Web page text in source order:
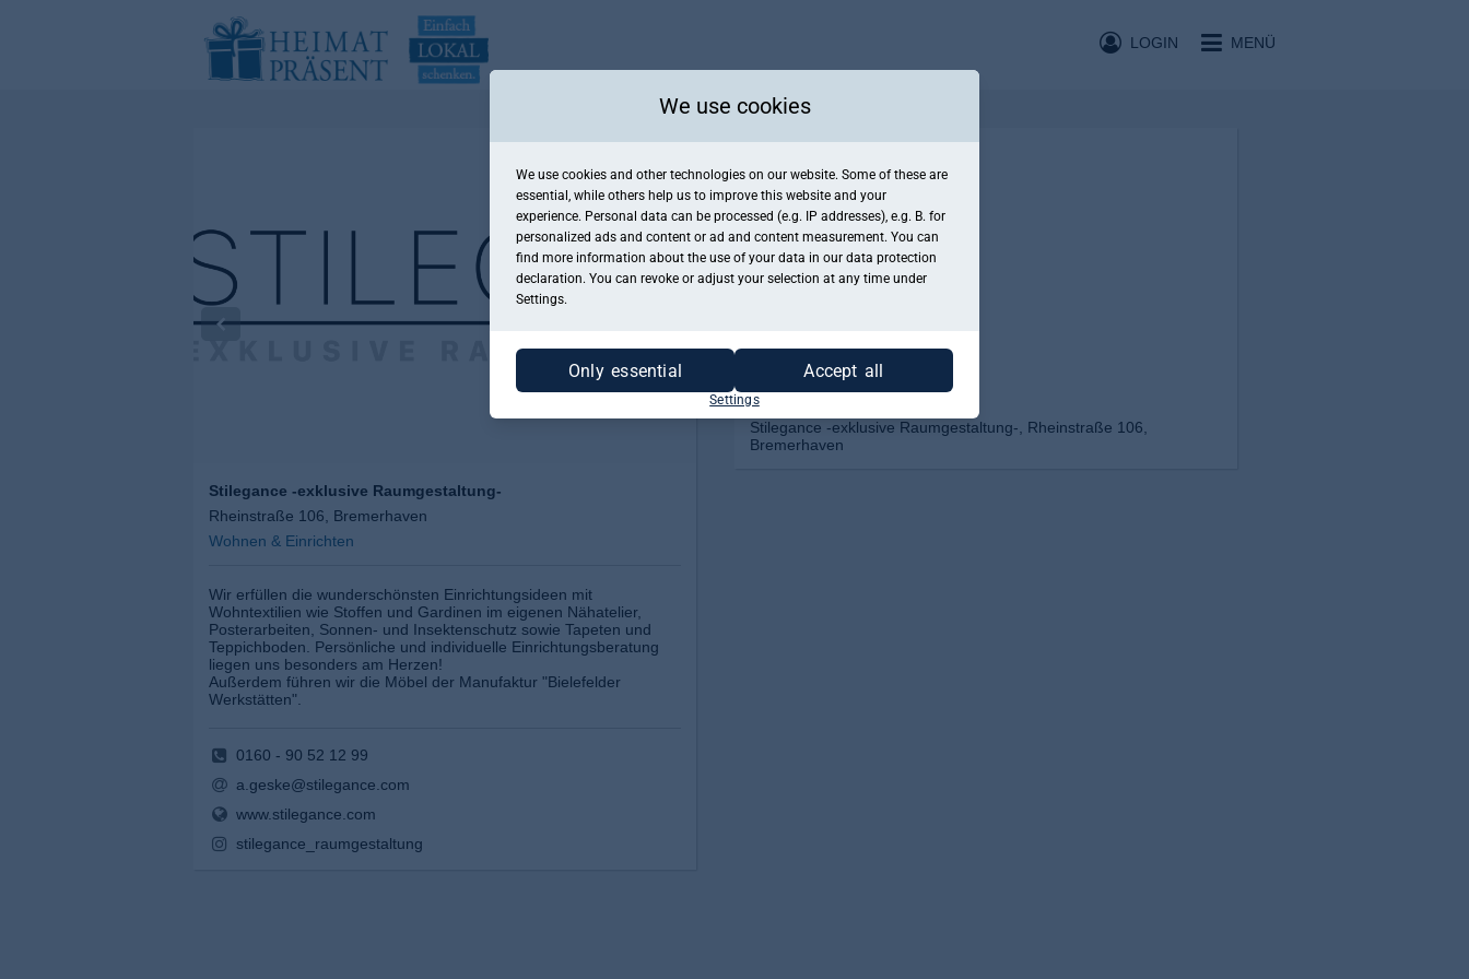
MENÜ
LOGIN
Stilegance -exklusive Raumgestaltung-
Rheinstraße 106, Bremerhaven
Wohnen & Einrichten
Wir erfüllen die wunderschönsten Einrichtungsideen mit
Wohntextilien wie Stoffen und Gardinen im eigenen Nähatelier,
Posterarbeiten, Sonnen- und Insektenschutz sowie Tapeten und
Teppichboden. Persönliche und individuelle Einrichtungsberatung
liegen uns besonders am Herzen!
Außerdem führen wir die Möbel der Manufaktur "Bielefelder
Werkstätten".
0160 - 90 52 12 99
a.geske@stilegance.com
www.stilegance.com
stilegance_raumgestaltung
Stilegance -exklusive Raumgestaltung-, Rheinstraße 106,
Bremerhaven
We use cookies
We use cookies and other technologies on our website. Some of these are
essential, while others help us to improve this website and your
experience. Personal data can be processed (e.g. IP addresses), e.g. B. for
personalized ads and content or ad and content measurement. You can
find more information about the use of your data in our data protection
declaration. You can revoke or adjust your selection at any time under
Settings.
Only essential Accept all
Settings